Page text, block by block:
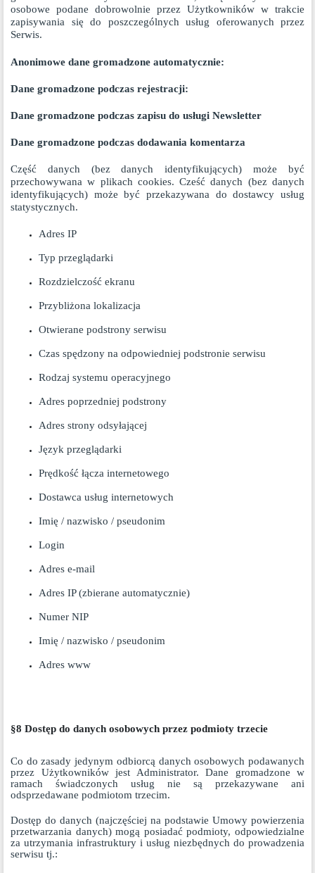
osobowe podane dobrowolnie przez Użytkowników w trakcie
zapisywania się do poszczególnych usług oferowanych przez
Serwis.
Anonimowe dane gromadzone automatycznie:
Dane gromadzone podczas rejestracji:
Dane gromadzone podczas zapisu do usługi Newsletter
Dane gromadzone podczas dodawania komentarza
Część danych (bez danych identyfikujących) może być
przechowywana w plikach cookies. Cześć danych (bez danych
identyfikujących) może być przekazywana do dostawcy usług
statystycznych.
Adres IP
Typ przeglądarki
Rozdzielczość ekranu
Przybliżona lokalizacja
Otwierane podstrony serwisu
Czas spędzony na odpowiedniej podstronie serwisu
Rodzaj systemu operacyjnego
Adres poprzedniej podstrony
Adres strony odsyłającej
Język przeglądarki
Prędkość łącza internetowego
Dostawca usług internetowych
Imię / nazwisko / pseudonim
Login
Adres e-mail
Adres IP (zbierane automatycznie)
Numer NIP
Imię / nazwisko / pseudonim
Adres www
§8 Dostęp do danych osobowych przez podmioty trzecie
Co do zasady jedynym odbiorcą danych osobowych podawanych
przez Użytkowników jest Administrator. Dane gromadzone w
ramach świadczonych usług nie są przekazywane ani
odsprzedawane podmiotom trzecim.
Dostęp do danych (najczęściej na podstawie Umowy powierzenia
przetwarzania danych) mogą posiadać podmioty, odpowiedzialne
za utrzymania infrastruktury i usług niezbędnych do prowadzenia
serwisu tj.: